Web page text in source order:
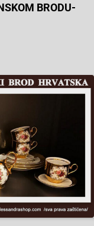
BRODU-